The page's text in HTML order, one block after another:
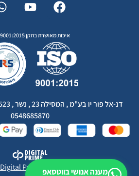
איכות מאושרת בתקן ISO 9001:2015
0548685870
Digital Prime Monetization LTD
מענה אנושי בווטסאפ